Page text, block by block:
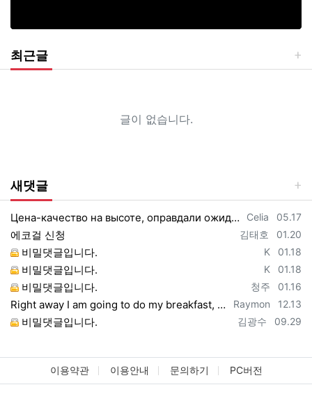
최근글
글이 없습니다.
새댓글
등록자
Celia 등록일
05.17
Цена-качество на высоте, оправдали ожидания https://vpncheburnet.top/
등록자
김태호 등록일
01.20
에코걸 신청
등록자
K 등록일
01.18
비밀댓글입니다.
등록자
K 등록일
01.18
비밀댓글입니다.
등록자
청주 등록일
01.16
비밀댓글입니다.
등록자
Raymon 등록일
12.13
Right away I am going to do my breakfast, once having my breakfast coming yet ag…
등록자
김광수 등록일
09.29
비밀댓글입니다.
이용약관 이용안내 문의하기 PC버전